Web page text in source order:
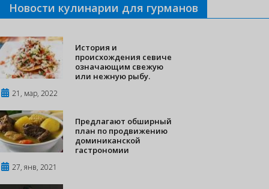
Новости кулинарии для гурманов
История и
происхождения севиче
означающим свежую
или нежную рыбу.
21, мар, 2022
Предлагают обширный
план по продвижению
доминиканской
гастрономии
27, янв, 2021